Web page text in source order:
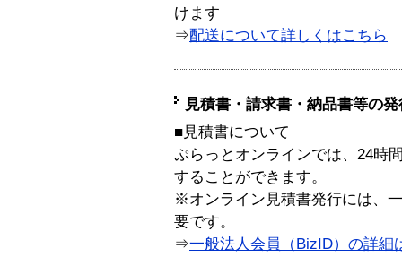
けます
⇒配送について詳しくはこちら
見積書・請求書・納品書等の
■見積書について
ぷらっとオンラインでは、24時
することができます。
※オンライン見積書発行には、
要です。
⇒一般法人会員（BizID）の詳細